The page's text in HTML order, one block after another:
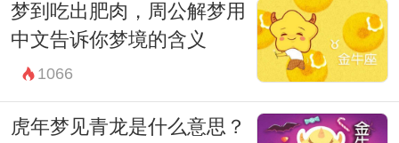
梦到吃出肥肉，周公解梦用
中文告诉你梦境的含义
1066
虎年梦见青龙是什么意思？